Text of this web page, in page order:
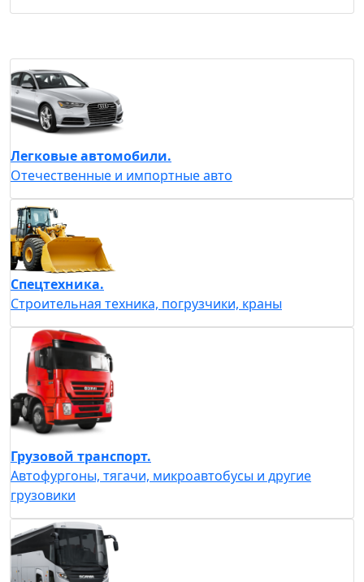
Легковые автомобили.
Отечественные и импортные авто
Спецтехника.
Строительная техника, погрузчики, краны
Грузовой транспорт.
Автофургоны, тягачи, микроавтобусы и другие
грузовики